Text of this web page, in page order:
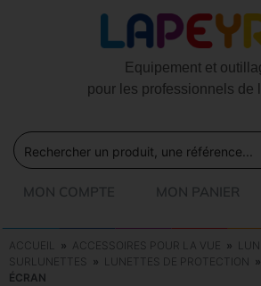
Equipement et
pour les professionnels de
MON COMPTE MON PANIER
ACCUEIL » ACCESSOIRES POUR LA VUE »
SURLUNETTES
» LUNETTES DE PROTECTION
ÉCRAN